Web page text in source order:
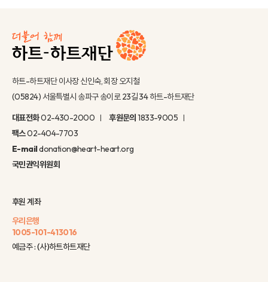
하트-하트재단 이사장 신인숙, 회장 오지철
(05824) 서울특별시 송파구 송이로 23길 34 하트-하트재단
대표전화02-430-2000 후원문의1833-9005
팩스02-404-7703
E-maildonation@heart-heart.org
국민권익위원회
후원 계좌
우리은행
1005-101-413016
예금주 : (사)하트하트재단